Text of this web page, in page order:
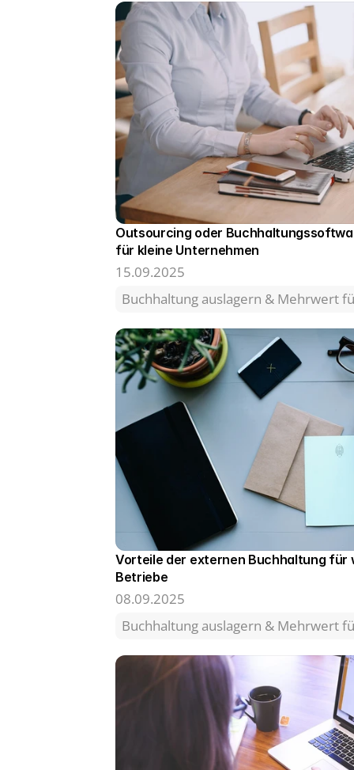
Outsourcing oder
für kleine Unternehmen
15.09.2025
Buchhaltung auslagern & Mehrwert
Vorteile der externen Buchhaltung für
Betriebe
08.09.2025
Buchhaltung auslagern & Mehrwert